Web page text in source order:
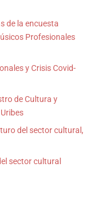
de la encuesta
Profesionales
y Crisis Covid-
de Cultura y
del sector cultural,
sector cultural